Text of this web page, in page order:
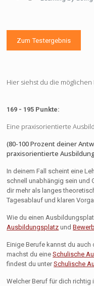
Hier siehst du die möglichen
169 - 195 Punkte:
Eine praxisorientierte
(80-100 Prozent deiner
praxisorientierte
In deinem Fall scheint eine
schnell unabhängig sein und
dir mehr als langes
Tagesablauf und klaren
Wie du einen
Ausbildungsplatz und
Einige Berufe kannst du auch
machst du eineSchulische
findest du unterSchulische
Welcher Beruf für dich